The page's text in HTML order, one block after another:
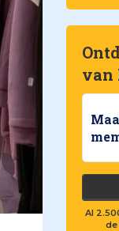
van
Al
de